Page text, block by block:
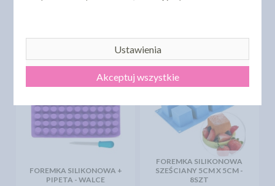
34,00 zł
Najniższa cena z 30 dni przed
Najniższa cena z 30 dni przed
FOREMKA SILIKONOWA +
PIPETA - WALCE
FOREMKA SILIKONOWA
SZEŚCIANY 5CM X 5CM -
8SZT
Ustawienia
Akceptuj wszystkie